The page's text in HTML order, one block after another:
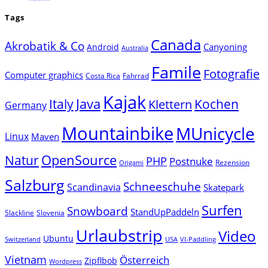
Tags
Akrobatik & Co Android Australia Canada Canyoning
Computer graphics Costa Rica Fahrrad Famile Fotografie
Germany Italy Java Kajak Klettern Kochen
Linux Maven MountainbikeMUnicycle
NaturOpenSource Origami PHP Postnuke Rezension
SalzburgScandinavia Schneeschuhe Skatepark
Slackline Slovenia Snowboard StandUpPaddeln Surfen
Switzerland Ubuntu Urlaubstrip USA VI-Paddling Video
Vietnam Wordpress Zipflbob Österreich